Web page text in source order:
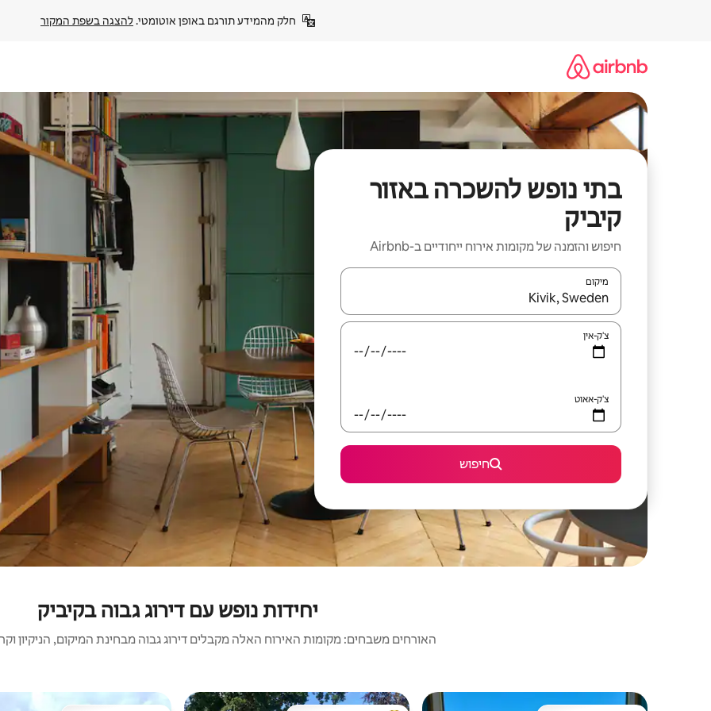
חלק מהמידע תורגם באופן אוטומטי. להצגה בשפת המקור
בתי נופש להשכרה באזור
קיביק
חיפוש והזמנה של מקומות אירוח ייחודיים ב-Airbnb
מיקום
כאשר התוצאות יהיו זמינות, יש לנווט עם מקשי החיצים למעלה ולמטה או לעיין בעזרת תנועות מגע או החלקה.
צ'ק-אין
צ'ק-אאוט
חיפוש
יחידות נופש עם דירוג גבוה בקיביק
האורחים משבחים: מקומות האירוח האלה מקבלים דירוג גבוה מבחינת המיקום, הניקיון